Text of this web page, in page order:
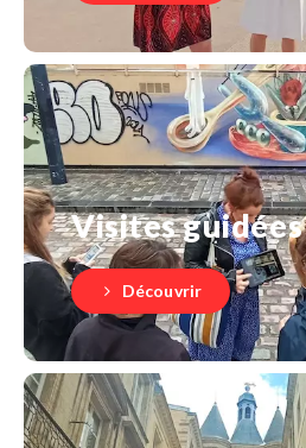
Visites guidées
Découvrir